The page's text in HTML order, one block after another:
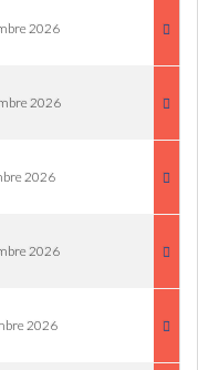
2026
2026
2026
2026
2026